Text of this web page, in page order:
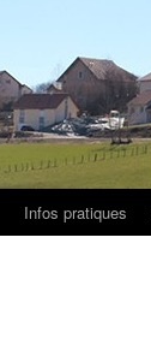
Infos pratiques